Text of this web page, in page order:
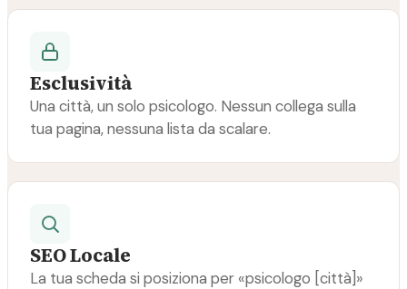
Esclusività
Una città, un solo psicologo. Nessun collega sulla
tua pagina, nessuna lista da scalare.
SEO Locale
La tua scheda si posiziona per «psicologo [città]»